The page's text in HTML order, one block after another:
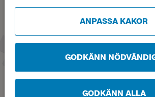
ANPASSA KAKOR
GODKÄNN
GODKÄNN ALLA
Läge
B